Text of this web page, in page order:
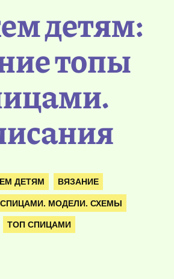
детям:
топы
ДЕТЯМ ВЯЗАНИЕ
МОДЕЛИ. СХЕМЫ
ТОП СПИЦАМИ